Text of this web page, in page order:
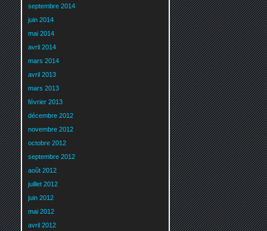
septembre 2014
juin 2014
mai 2014
avril 2014
mars 2014
avril 2013
mars 2013
février 2013
décembre 2012
novembre 2012
octobre 2012
septembre 2012
août 2012
juillet 2012
juin 2012
mai 2012
avril 2012